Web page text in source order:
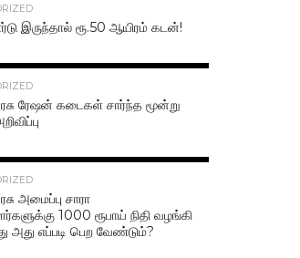
இருந்தால் ரூ.50 ஆயிரம் கடன்!
ரேஷன் கடைகள் சார்ந்த மூன்று
அமைப்பு சாரா
1000 ரூபாய் நிதி வழங்கி
அது எப்படி பெற வேண்டும்?